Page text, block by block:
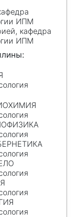
ИПМ
кафедра
ИПМ